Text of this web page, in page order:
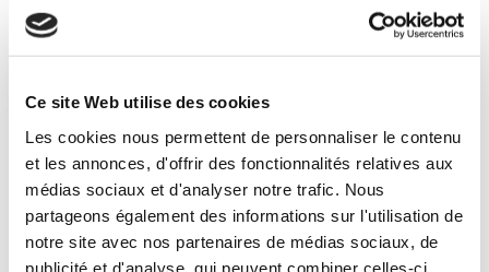
Ce site Web utilise des cookies
Les cookies nous permettent de personnaliser le contenu
et les annonces, d'offrir des fonctionnalités relatives aux
médias sociaux et d'analyser notre trafic. Nous
partageons également des informations sur l'utilisation de
notre site avec nos partenaires de médias sociaux, de
publicité et d'analyse, qui peuvent combiner celles-ci
Bruno DIDIER (PROMOFILTRES)
LIRE LA SUITE
Votre interlocuteur :
Bernard BESSON — Synercom France Ile de